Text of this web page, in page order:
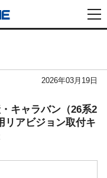
2026年03月19日
キャラバン（26系2
リアビジョン取付キ